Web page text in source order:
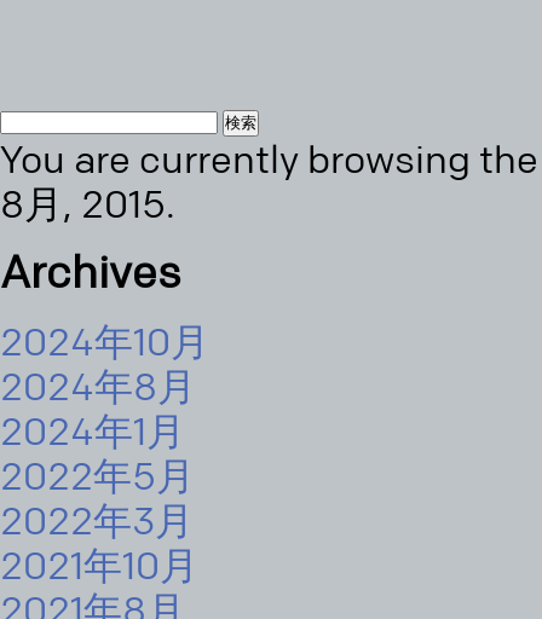
検
索:
You are currently browsing
8月, 2015.
Archives
2024年10月
2024年8月
2024年1月
2022年5月
2022年3月
2021年10月